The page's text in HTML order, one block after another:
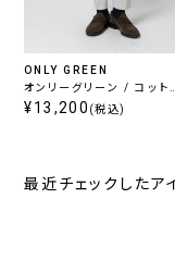
ONLY GREEN
オンリーグリーン / コット
ン混ジャージーパンツ ライ
¥13,200 (税込)
最近チェックしたア